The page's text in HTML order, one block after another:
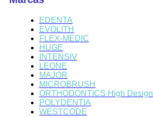
EDENTA
EVOLITH
FLEX-MEDIC
HUGE
INTENSIV
LEONE
MAJOR
MICROBRUSH
ORTHODONTICS High Design
POLYDENTIA
WESTCODE